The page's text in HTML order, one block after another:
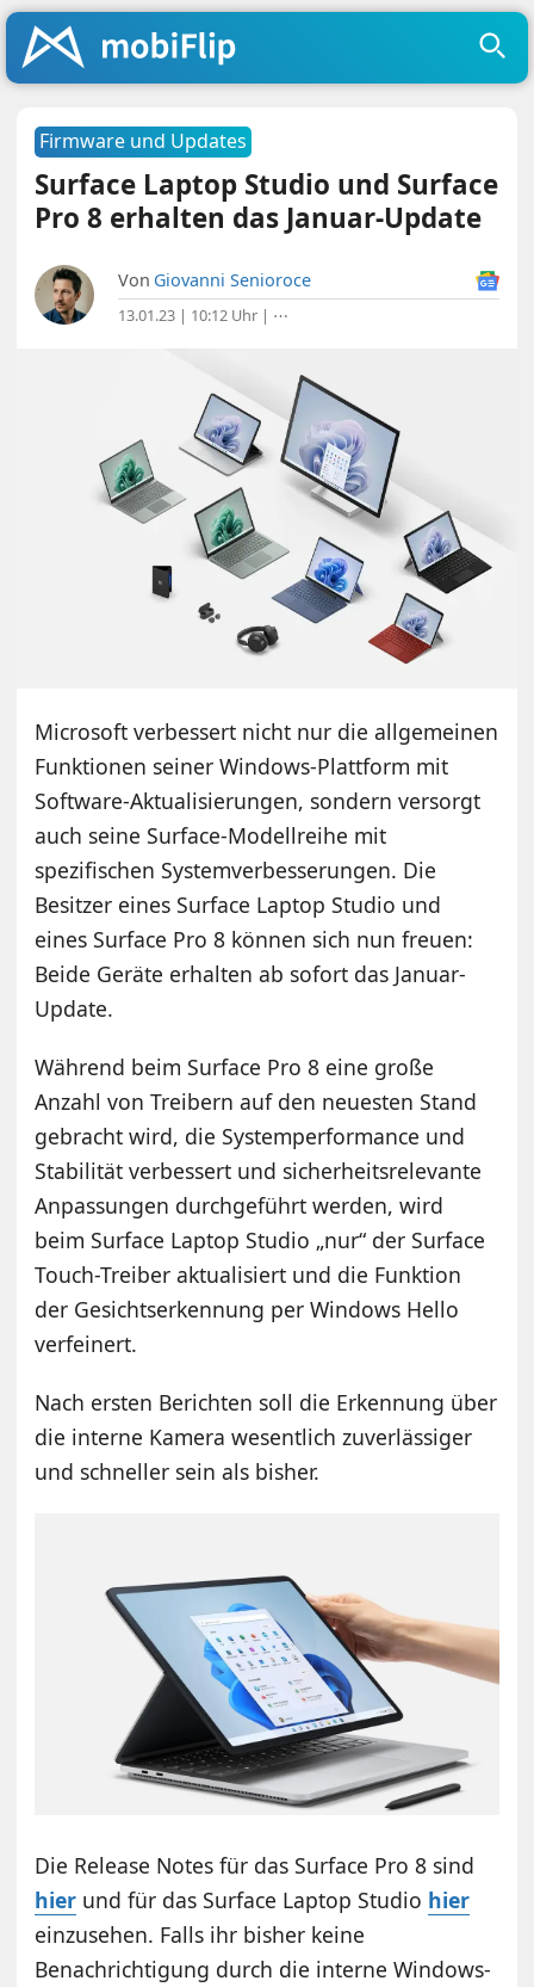
Firmware und Updates
Surface Laptop Studio und Surface
Pro 8 erhalten das Januar-Update
Von Giovanni Senioroce
13.01.23 | 10:12 Uhr | ⋯
Microsoft verbessert nicht nur die allgemeinen
Funktionen seiner Windows-Plattform mit
Software-Aktualisierungen, sondern versorgt
auch seine Surface-Modellreihe mit
spezifischen Systemverbesserungen. Die
Besitzer eines Surface Laptop Studio und
eines Surface Pro 8 können sich nun freuen:
Beide Geräte erhalten ab sofort das Januar-
Update.
Während beim Surface Pro 8 eine große
Anzahl von Treibern auf den neuesten Stand
gebracht wird, die Systemperformance und
Stabilität verbessert und sicherheitsrelevante
Anpassungen durchgeführt werden, wird
beim Surface Laptop Studio „nur“ der Surface
Touch-Treiber aktualisiert und die Funktion
der Gesichtserkennung per Windows Hello
verfeinert.
Nach ersten Berichten soll die Erkennung über
die interne Kamera wesentlich zuverlässiger
und schneller sein als bisher.
Die Release Notes für das Surface Pro 8 sind
hier und für das Surface Laptop Studio hier
einzusehen. Falls ihr bisher keine
Benachrichtigung durch die interne Windows-